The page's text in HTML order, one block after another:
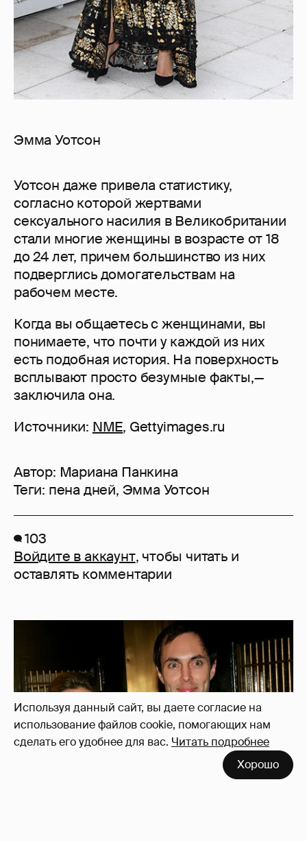
Используя данный сайт, вы даете согласие на
использование файлов cookie, помогающих нам
сделать его удобнее для вас. Читать подробнее
Хорошо
Эмма Уотсон
Уотсон даже привела статистику,
согласно которой жертвами
сексуального насилия в Великобритании
стали многие женщины в возрасте от 18
до 24 лет, причем большинство из них
подверглись домогательствам на
рабочем месте.
Когда вы общаетесь с женщинами, вы
понимаете, что почти у каждой из них
есть подобная история. На поверхность
всплывают просто безумные факты,—
заключила она.
Источники: NME, Gettyimages.ru
Автор: Мариана Панкина
Теги: пена дней, Эмма Уотсон
103
Войдите в аккаунт, чтобы читать и
оставлять комментарии